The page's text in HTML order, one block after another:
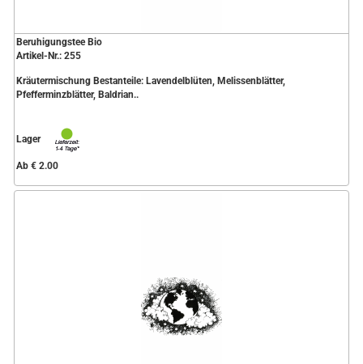
Beruhigungstee Bio
Artikel-Nr.: 255
Kräutermischung Bestanteile: Lavendelblüten, Melissenblätter,
Pfefferminzblätter, Baldrian..
Lager
Ab € 2.00